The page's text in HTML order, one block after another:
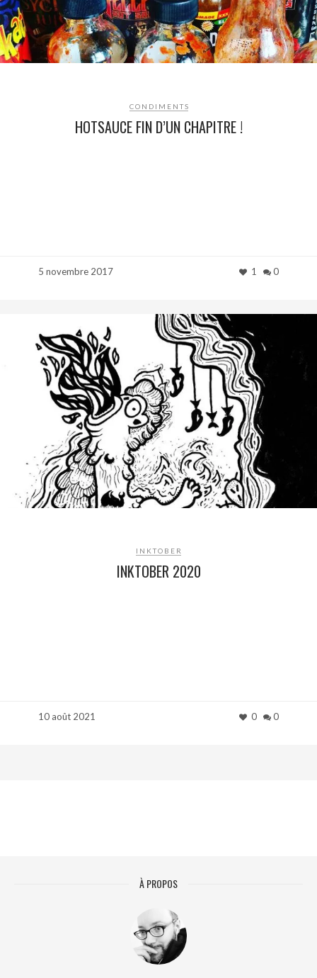
CONDIMENTS
HOTSAUCE FIN D’UN CHAPITRE !
5 novembre 2017 1 0
INKTOBER
INKTOBER 2020
10 août 2021 0 0
À PROPOS